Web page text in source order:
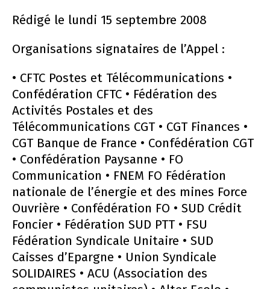
Rédigé le lundi 15 septembre 2008
Organisations signataires de l’Appel :
• CFTC Postes et Télécommunications •
Confédération CFTC • Fédération des
Activités Postales et des
Télécommunications CGT • CGT Finances •
CGT Banque de France • Confédération CGT
• Confédération Paysanne • FO
Communication • FNEM FO Fédération
nationale de l’énergie et des mines Force
Ouvrière • Confédération FO • SUD Crédit
Foncier • Fédération SUD PTT • FSU
Fédération Syndicale Unitaire • SUD
Caisses d’Epargne • Union Syndicale
SOLIDAIRES • ACU (Association des